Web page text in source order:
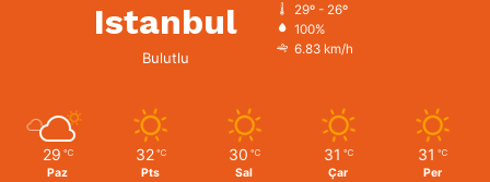
Istanbul
Bulutlu
29º - 26º
100%
6.83 km/h
29 ℃
Paz
32 ℃
Pts
30 ℃
Sal
31 ℃
Çar
31 ℃
Per